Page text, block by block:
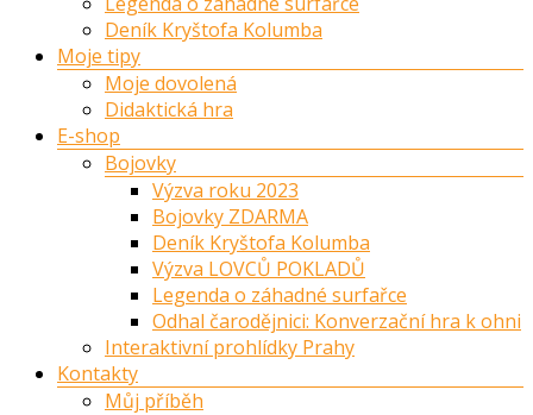
Deník Kryštofa Kolumba
Moje tipy
Moje dovolená
Didaktická hra
E-shop
Bojovky
Výzva roku 2023
Bojovky ZDARMA
Deník Kryštofa Kolumba
Výzva LOVCŮ POKLADŮ
Legenda o záhadné surfařce
Odhal čarodějnici: Konverzační hra k ohni
Interaktivní prohlídky Prahy
Kontakty
Můj příběh